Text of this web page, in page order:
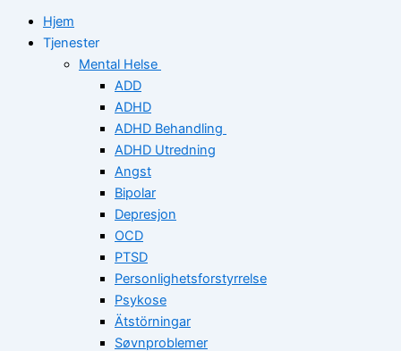
Hjem
Tjenester
Mental Helse
ADD
ADHD
ADHD Behandling
ADHD Utredning
Angst
Bipolar
Depresjon
OCD
PTSD
Personlighetsforstyrrelse
Psykose
Ätstörningar
Søvnproblemer